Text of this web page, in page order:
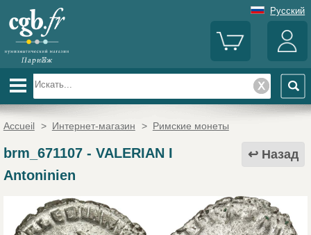
Русский
Accueil > Интернет-магазин > Римские монеты
Назад
brm_671107- VALERIAN I
Antoninien